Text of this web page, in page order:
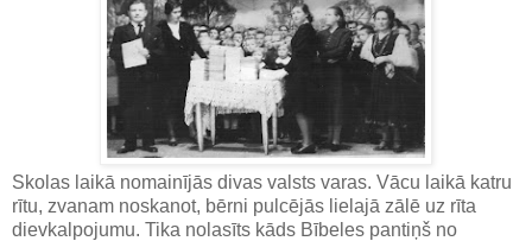
Skolas laikā nomainījās divas valsts varas. Vācu laikā katru
rītu, zvanam noskanot, bērni pulcējās lielajā zālē uz rīta
dievkalpojumu. Tika nolasīts kāds Bībeles pantiņš no